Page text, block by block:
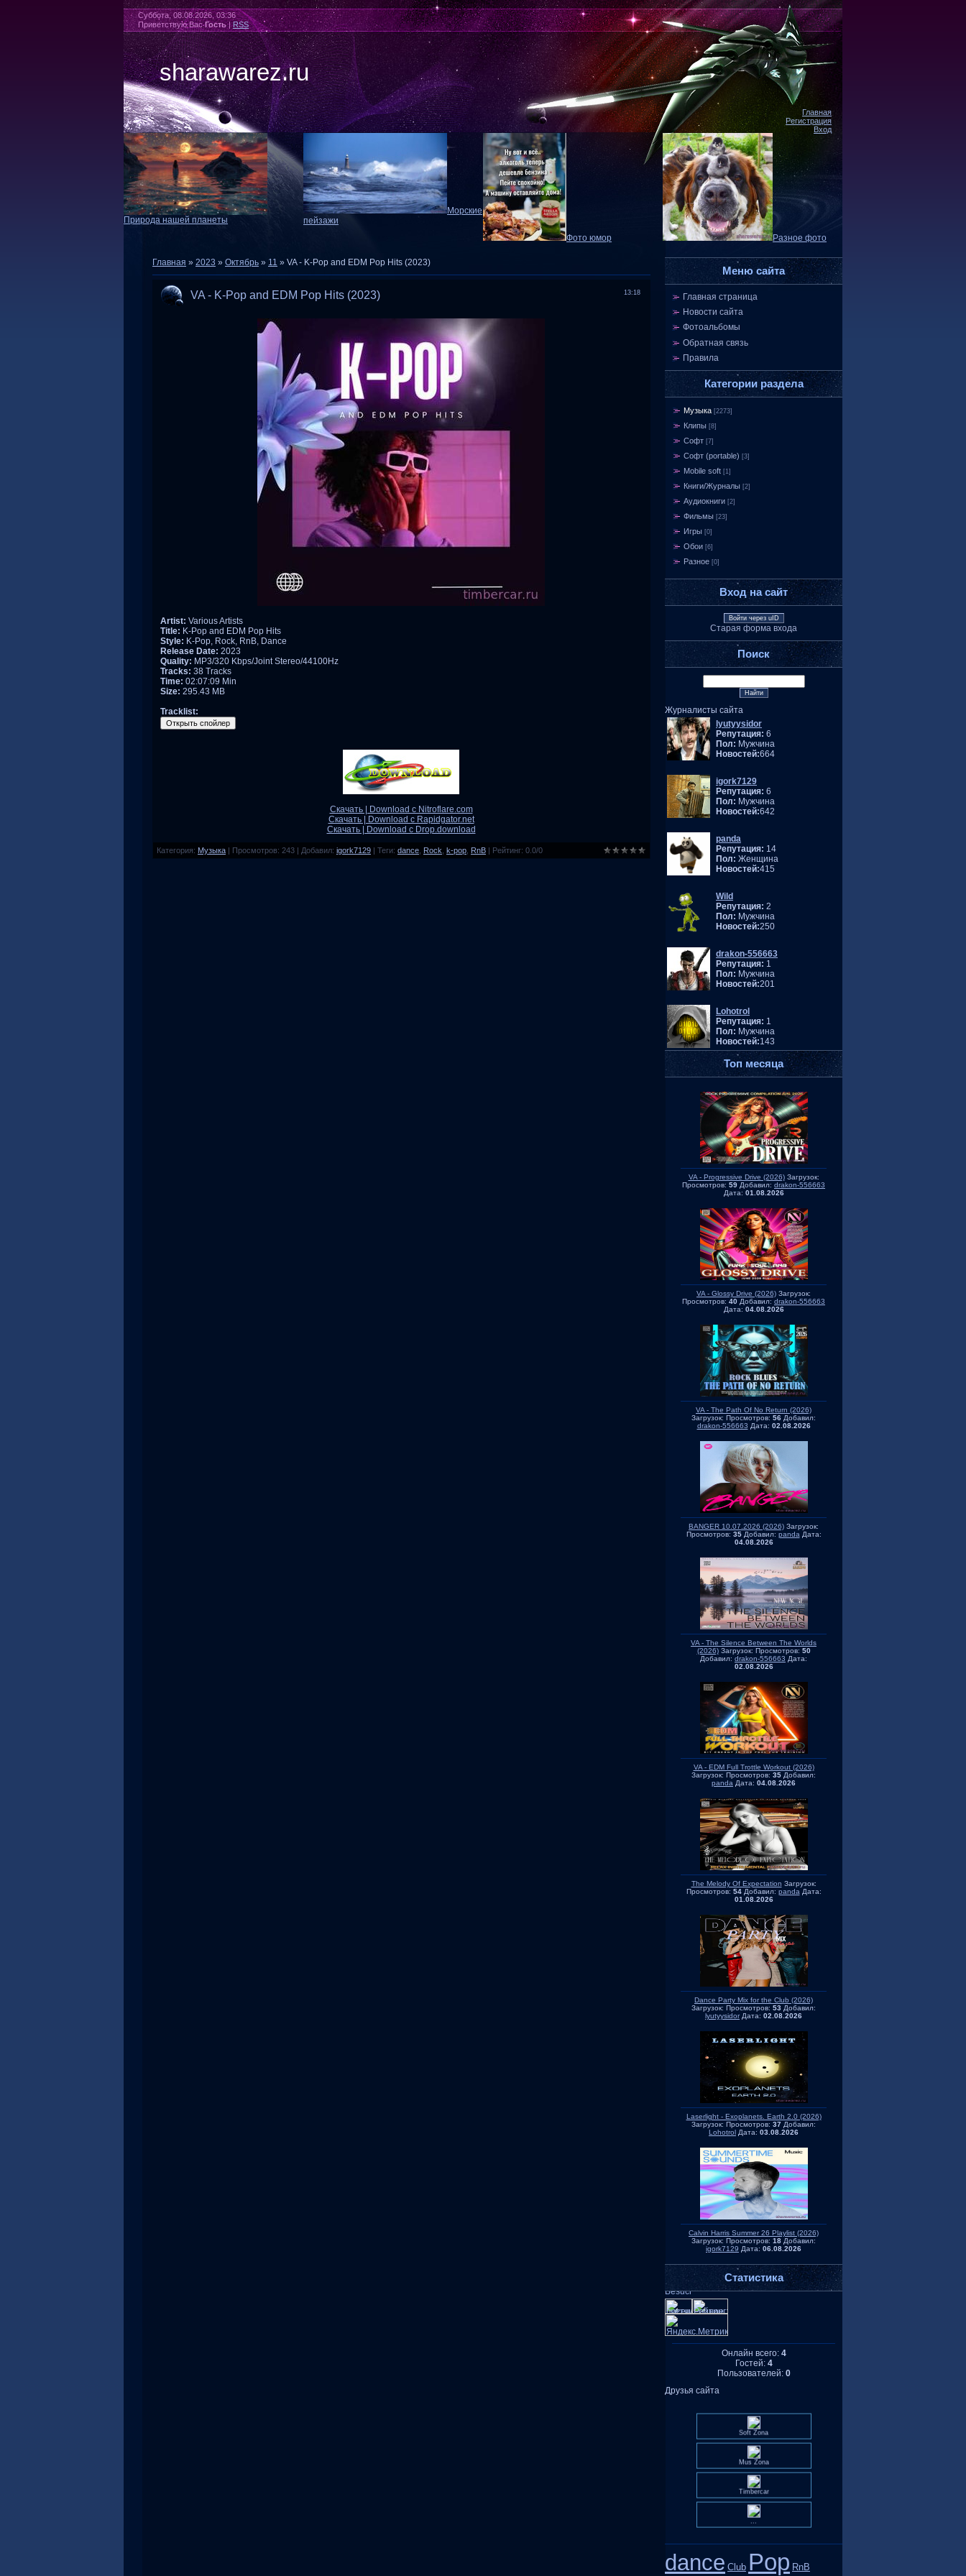
Суббота, 08.08.2026, 03:36
Приветствую Вас Гость|RSS
sharawarez.ru
Главная
Регистрация
Вход
Природа нашей планеты
Морские
пейзажи
Фото юмор
Разное фото
Главная » 2023 » Октябрь » 11 » VA - K-Pop and EDM Pop Hits (2023)
13:18
VA - K-Pop and EDM Pop Hits (2023)
Artist: Various Artists
Title: K-Pop and EDM Pop Hits
Style: K-Pop, Rock, RnB, Dance
Release Date: 2023
Quality: MP3/320 Kbps/Joint Stereo/44100Hz
Tracks: 38 Tracks
Time: 02:07:09 Min
Size: 295.43 MB
Tracklist:
Скачать | Download с Nitroflare.com
Скачать | Download с Rapidgator.net
Скачать | Download с Drop.download
Категория: Музыка | Просмотров: 243 | Добавил: igork7129 | Теги: dance Rock k-pop RnB | Рейтинг: 0.0/0
Меню сайта
Главная страница
Новости сайта
Фотоальбомы
Обратная связь
Правила
Категории раздела
Музыка [2273]
Клипы [8]
Софт [7]
Софт (portable) [3]
Mobile soft [1]
Книги/Журналы [2]
Аудиокниги [2]
Фильмы [23]
Игры [0]
Обои [6]
Разное [0]
Вход на сайт
Войти через uID
Старая форма входа
Поиск
Журналисты сайта
lyutyysidor
Репутация: 6
Пол: Мужчина
Новостей:664
igork7129
Репутация: 6
Пол: Мужчина
Новостей:642
panda
Репутация: 14
Пол: Женщина
Новостей:415
Wild
Репутация: 2
Пол: Мужчина
Новостей:250
drakon-556663
Репутация: 1
Пол: Мужчина
Новостей:201
Lohotrol
Репутация: 1
Пол: Мужчина
Новостей:143
Топ месяца
VA - Progressive Drive (2026)Загрузок:
Просмотров: 59 Добавил: drakon-556663
Дата: 01.08.2026
VA - Glossy Drive (2026) Загрузок:
Просмотров: 40 Добавил: drakon-556663
Дата: 04.08.2026
VA - The Path Of No Return (2026)
Загрузок: Просмотров: 56 Добавил:
drakon-556663 Дата: 02.08.2026
BANGER 10.07.2026 (2026) Загрузок:
Просмотров: 35Добавил: panda Дата:
04.08.2026
VA - The Silence Between The Worlds
(2026)Загрузок: Просмотров: 50
Добавил: drakon-556663 Дата:
02.08.2026
VA - EDM Full Trottle Workout (2026)
Загрузок: Просмотров: 35 Добавил:
panda Дата: 04.08.2026
The Melody Of Expectation Загрузок:
Просмотров: 54Добавил: panda Дата:
01.08.2026
Dance Party Mix for the Club (2026)
Загрузок: Просмотров: 53 Добавил:
lyutyysidorДата: 02.08.2026
Laserlight - Exoplanets. Earth 2.0 (2026)
Загрузок: Просмотров: 37 Добавил:
Lohotrol Дата: 03.08.2026
Calvin Harris Summer 26 Playlist (2026)
Загрузок: Просмотров: 18 Добавил:
igork7129 Дата: 06.08.2026
Статистика
Онлайн всего: 4
Гостей: 4
Пользователей: 0
Друзья сайта
Soft Zona
Mus Zona
Timbercar
...
dance Club Pop RnB